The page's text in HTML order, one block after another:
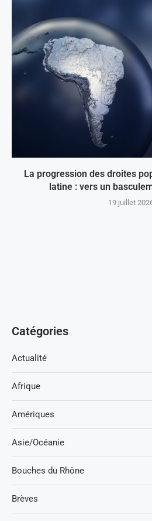
La progression des droites
latine : vers un
19 juillet
Catégories
Actualité
Afrique
Amériques
Asie/Océanie
Bouches du Rhône
Brèves